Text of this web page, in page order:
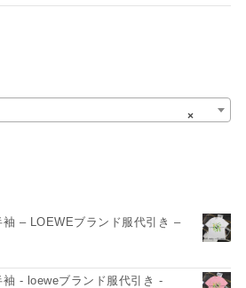
×
– LOEWEブランド服代引き –
- loeweブランド服代引き -